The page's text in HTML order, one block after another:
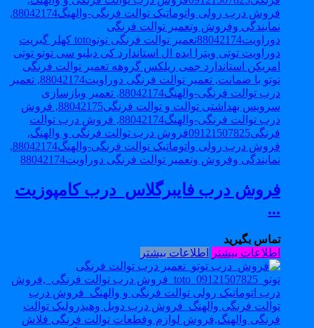
فروش درب فایبرگلاس_درب کامپوزیت
...
تماس بگیرید
اطلاعات بیشتر اطلاعات بیشتر